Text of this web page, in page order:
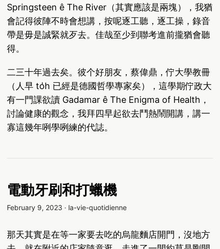
Springsteen ê The River（其實應該是兩塊），我猶
會記得彼陣不時會想講，按呢逐工聽，逐工操，錄音
帶是毋是誠緊就歹去。佳哉至少到聯考進前攏猶會聽
得。
二三十年過去矣。彼个好朋友，蔡偉鼎，佇大學教冊
（人早 to̍h 已經是德國哲學專家矣），這學期佇政大
有一門課欲讀 Gadamar ê The Enigma of Health，
討論健康的觀念，我拜四早起欲去鬥熱鬧開講，講一
寡這幾年咧學咧練的代誌。
電動牙刷和打蠟機
February 9, 2023 · la-vie-quotidienne
那天其實是在等一家要去吃的烏龍麵店開門，沒地方